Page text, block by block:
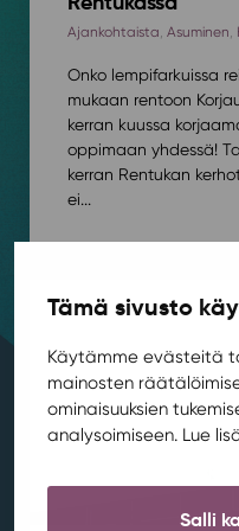
Tämä sivusto
Käytämme evästeitä
mainosten
ominaisuuksien
analysoimiseen. Lue
Salli
Ajankohtaista Asuminen
Onko lempifarkuissa
mukaan rentoon
kerran kuussa
oppimaan yhdessä!
kerran Rentukan
ei...